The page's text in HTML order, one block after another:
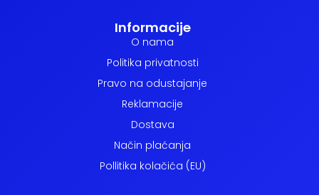
Informacije
O nama
Politika privatnosti
Pravo na odustajanje
Reklamacije
Dostava
Način plaćanja
Pollitika kolačića (EU)